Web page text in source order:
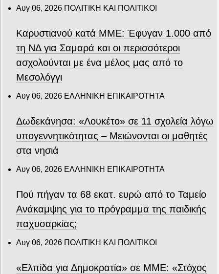
Αυγ 06, 2026 ΠΟΛΙΤΙΚΗ ΚΑΙ ΠΟΛΙΤΙΚΟΙ
Καρυστιανού κατά ΜΜΕ: Έφυγαν 1.000 από
τη ΝΔ για Σαμαρά και οι περισσότεροι
ασχολούνται με ένα μέλος μας από το
Μεσολόγγι
Αυγ 06, 2026 ΕΛΛΗΝΙΚΗ ΕΠΙΚΑΙΡΟΤΗΤΑ
Δωδεκάνησα: «Λουκέτο» σε 11 σχολεία λόγω
υπογεννητικότητας – Μειώνονται οι μαθητές
στα νησιά
Αυγ 06, 2026 ΕΛΛΗΝΙΚΗ ΕΠΙΚΑΙΡΟΤΗΤΑ
Πού πήγαν τα 68 εκατ. ευρώ από το Ταμείο
Ανάκαμψης για το πρόγραμμα της παιδικής
παχυσαρκίας;
Αυγ 06, 2026 ΠΟΛΙΤΙΚΗ ΚΑΙ ΠΟΛΙΤΙΚΟΙ
«Ελπίδα για Δημοκρατία» σε ΜΜΕ: «Στόχος